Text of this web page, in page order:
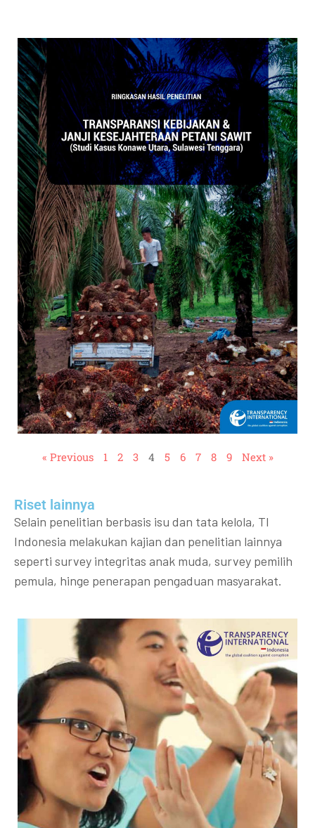
« Previous 1 2 3 4 5 6 7 8 9 Next »
Riset lainnya​​
Selain penelitian berbasis isu dan tata kelola, TI
Indonesia melakukan kajian dan penelitian lainnya
seperti survey integritas anak muda, survey pemilih
pemula, hinge penerapan pengaduan masyarakat.